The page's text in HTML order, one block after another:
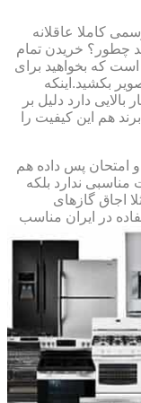
کاملا عاقلانه
چطور؟ خریدن تمام
است که بخواهید برای
بکشید.اینکه
دارد دلیل بر
هم این کیفیت را
امتحان پس داده هم
مناسبی ندارد بلکه
اجاق گازهای
در ایران مناسب